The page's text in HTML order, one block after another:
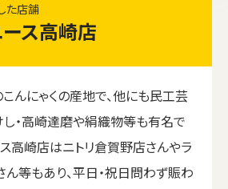
た店舗
ース高崎店
んにゃくの産地で、他にも民工芸
し・高崎達磨や絹織物等も有名で
ス高崎店はニトリ倉賀野店さんやラ
ん等もあり、平日・祝日問わず賑わ